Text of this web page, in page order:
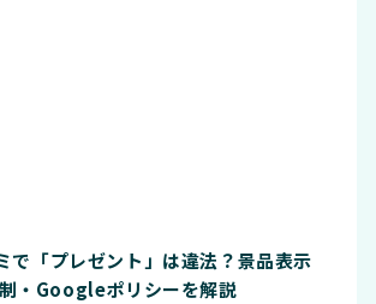
「プレゼント」は違法？景品表示
・Googleポリシーを解説